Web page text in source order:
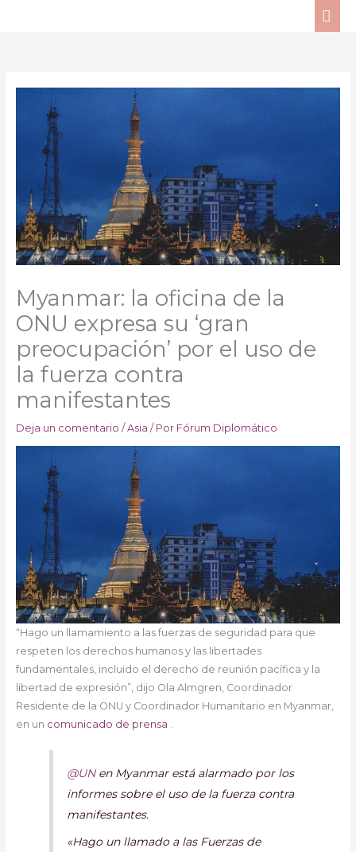
Myanmar: la oficina de la
ONU expresa su ‘gran
preocupación’ por el uso de
la fuerza contra
manifestantes
Deja un comentario / Asia / Por Fórum Diplomático
“Hago un llamamiento a las fuerzas de seguridad para que
respeten los derechos humanos y las libertades
fundamentales, incluido el derecho de reunión pacífica y la
libertad de expresión”, dijo Ola Almgren, Coordinador
Residente de la ONU y Coordinador Humanitario en Myanmar,
en un comunicado de prensa
@UNen Myanmar está alarmado por los
informes sobre el uso de la fuerza contra
manifestantes.
«Hago un llamado a las Fuerzas de